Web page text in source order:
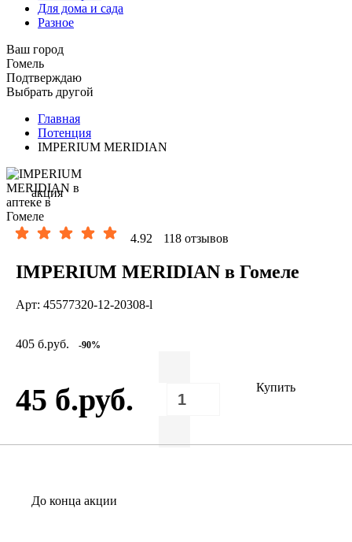
Для дома и сада
Разное
Ваш город
Гомель
Подтверждаю
Выбрать другой
Главная
Потенция
IMPERIUM MERIDIAN
акция
4.92 118 отзывов
IMPERIUM MERIDIAN в Гомеле
Арт: 45577320-12-20308-l
405 б.руб. -90%
45 б.руб. Купить
До конца акции